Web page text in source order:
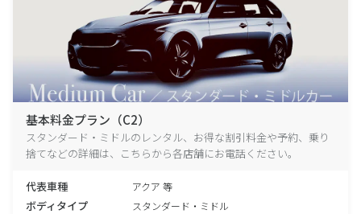
基本料金プラン（C2）
スタンダード・ミドルのレンタル、お得な割引料金や予約、乗り
捨てなどの詳細は、こちらから各店舗にお電話ください。
代表車種 アクア 等
ボディタイプ スタンダード・ミドル